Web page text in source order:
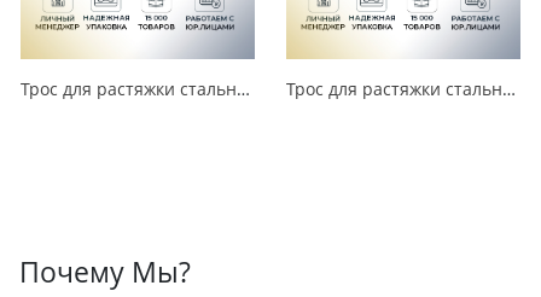
Трос для растяжки стальной 1 мм (250 м) УТ000016939 Трос для растяжки стальной 8 мм (100 м) УТ000016946
Почему Мы?